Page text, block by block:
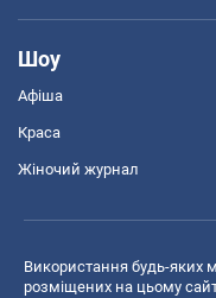
Шоу
Афіша
Краса
Жіночий журнал
Використання будь-яких
розміщених на цьому